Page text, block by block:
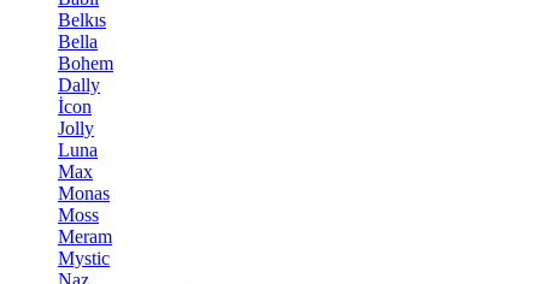
Belkıs
Bella
Bohem
Dally
İcon
Jolly
Luna
Max
Monas
Moss
Meram
Mystic
Naz